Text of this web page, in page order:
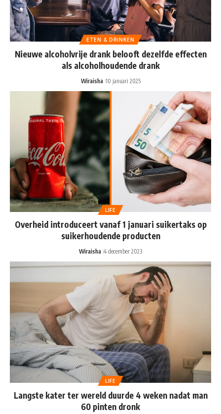
ETEN & DRINKEN
Nieuwe alcoholvrije drank belooft dezelfde effecten
als alcoholhoudende drank
Wiraisha 10 januari 2025
LIFE
Overheid introduceert vanaf 1 januari suikertaks op
suikerhoudende producten
Wiraisha 4 december 2023
LIFE
Langste kater ter wereld duurde 4 weken nadat man
60 pinten dronk